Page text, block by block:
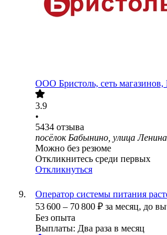
ООО Бристоль, сеть магазинов,
3.9
•
5434 отзыва
посёлок Бабынино, улица
Можно без резюме
Откликнитесь среди первых
Откликнуться
Оператор системы питания
53 600 – 70 800 ₽ за месяц, до
Без опыта
Выплаты: Два раза в месяц